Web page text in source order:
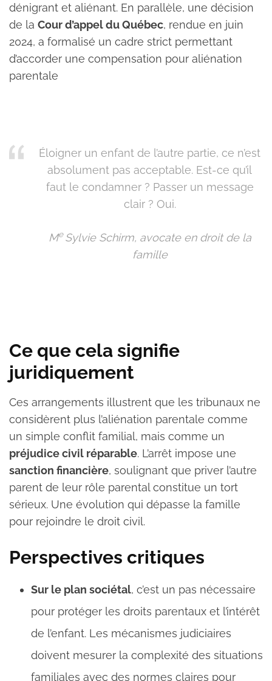
dénigrant et aliénant. En parallèle, une décision
de la Cour d’appel du Québec, rendue en juin
2024, a formalisé un cadre strict permettant
d’accorder une compensation pour aliénation
parentale
Éloigner un enfant de l’autre partie, ce n’est
absolument pas acceptable. Est-ce qu’il
faut le condamner ? Passer un message
clair ? Oui.
MeSylvie Schirm, avocate en droit de la
famille
Ce que cela signifie
juridiquement
Ces arrangements illustrent que les tribunaux ne
considèrent plus l’aliénation parentale comme
un simple conflit familial, mais comme un
préjudice civil réparable. L’arrêt impose une
sanction financière, soulignant que priver l’autre
parent de leur rôle parental constitue un tort
sérieux. Une évolution qui dépasse la famille
pour rejoindre le droit civil.
Perspectives critiques
Sur le plan sociétal, c’est un pas nécessaire
pour protéger les droits parentaux et l’intérêt
de l’enfant. Les mécanismes judiciaires
doivent mesurer la complexité des situations
familiales avec des normes claires pour